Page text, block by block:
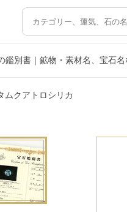
鑑別書｜鉱物・素材名、宝石名
ムクアトロシリカ